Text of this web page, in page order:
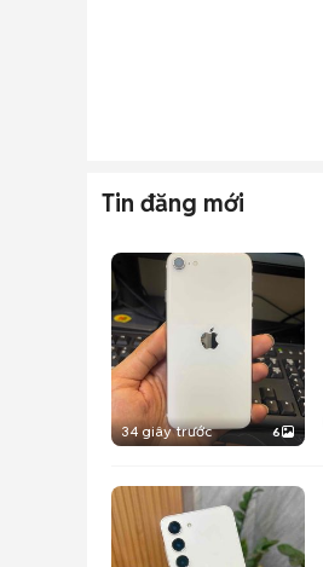
Tin đăng mới
34 giây trước 6